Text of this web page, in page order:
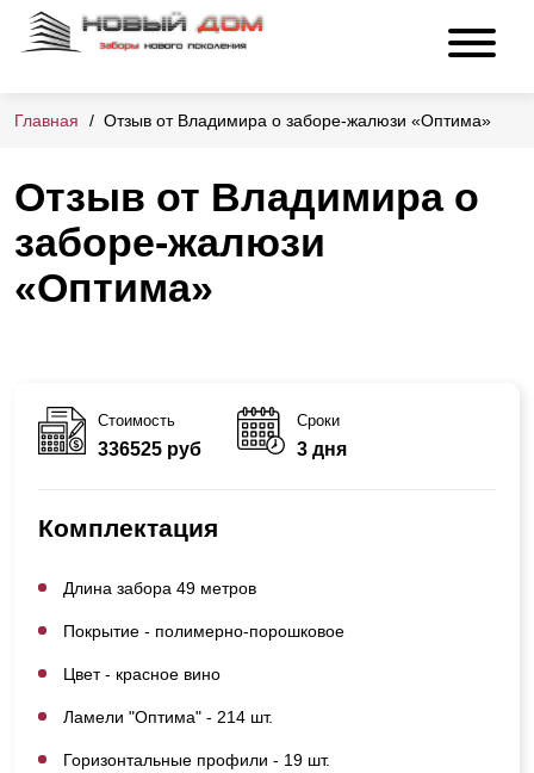
Главная Отзыв от Владимира о заборе-жалюзи «Оптима»
Отзыв от Владимира о
заборе-жалюзи
«Оптима»
Стоимость
336525 руб
Сроки
3 дня
Комплектация
Длина забора 49 метров
Покрытие - полимерно-порошковое
Цвет - красное вино
Ламели "Оптима" - 214 шт.
Горизонтальные профили - 19 шт.